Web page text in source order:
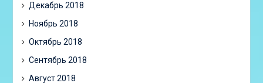
Декабрь 2018
Ноябрь 2018
Октябрь 2018
Сентябрь 2018
Август 2018